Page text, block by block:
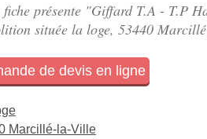
fiche présente "Giffard T.A - T.P
située la loge, 53440
de devis en ligne
Marcillé-la-Ville